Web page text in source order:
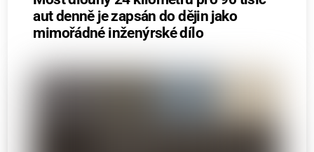
aut denně je zapsán do dějin jako
mimořádné inženýrské dílo